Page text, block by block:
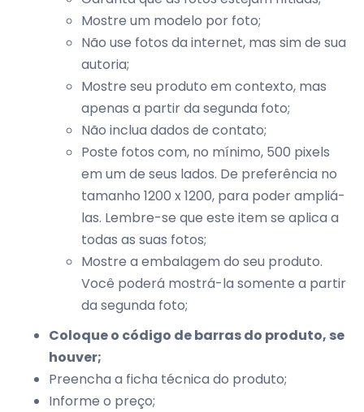
Mostre um modelo por foto;
Não use fotos da internet, mas sim de sua
autoria;
Mostre seu produto em contexto, mas
apenas a partir da segunda foto;
Não inclua dados de contato;
Poste fotos com, no mínimo, 500 pixels
em um de seus lados. De preferência no
tamanho 1200 x 1200, para poder ampliá-
las. Lembre-se que este item se aplica a
todas as suas fotos;
Mostre a embalagem do seu produto.
Você poderá mostrá-la somente a partir
da segunda foto;
Coloque o código de barras do produto, se
houver;
Preencha a ficha técnica do produto;
Informe o preço;